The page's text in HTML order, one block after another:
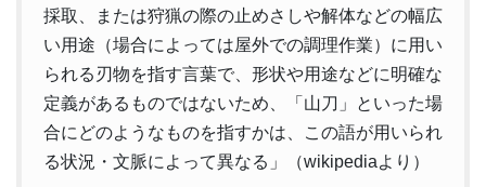
採取、または狩猟の際の止めさしや解体などの幅広
い用途（場合によっては屋外での調理作業）に用い
られる刃物を指す言葉で、形状や用途などに明確な
定義があるものではないため、「山刀」といった場
合にどのようなものを指すかは、この語が用いられ
る状況・文脈によって異なる」（wikipediaより）